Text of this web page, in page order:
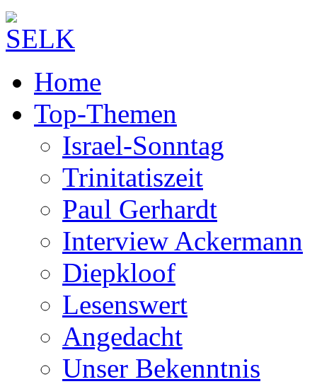
Home
Top-Themen
Israel-Sonntag
Trinitatiszeit
Paul Gerhardt
Interview Ackermann
Diepkloof
Lesenswert
Angedacht
Unser Bekenntnis